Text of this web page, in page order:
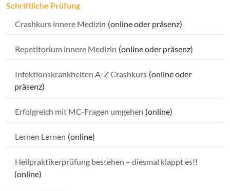
Schriftliche Prüfung
Crashkurs innere Medizin (online oder präsenz)
Repetitorium innere Medizin (online oder präsenz)
Infektionskrankheiten A-Z Crashkurs (online oder
präsenz)
Erfolgreich mit MC-Fragen umgehen (online)
Lernen Lernen (online)
Heilpraktikerprüfung bestehen – diesmal klappt es!!
(online)